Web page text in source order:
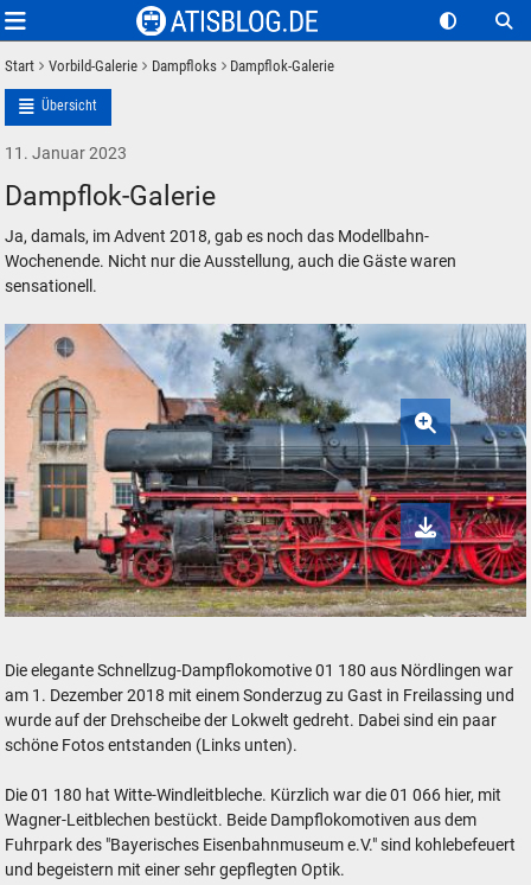
Start Vorbild-Galerie Dampfloks Dampflok-Galerie
Übersicht
11. Januar 2023
Dampflok-Galerie
Ja, damals, im Advent 2018, gab es noch das Modellbahn-
Wochenende. Nicht nur die Ausstellung, auch die Gäste waren
sensationell.
Die elegante Schnellzug-Dampflokomotive 01 180 aus Nördlingen war
am 1. Dezember 2018 mit einem Sonderzug zu Gast in Freilassing und
wurde auf der Drehscheibe der Lokwelt gedreht. Dabei sind ein paar
schöne Fotos entstanden (Links unten).
Die 01 180 hat Witte-Windleitbleche. Kürzlich war die 01 066 hier, mit
Wagner-Leitblechen bestückt. Beide Dampflokomotiven aus dem
Fuhrpark des "Bayerisches Eisenbahnmuseum e.V." sind kohlebefeuert
und begeistern mit einer sehr gepflegten Optik.